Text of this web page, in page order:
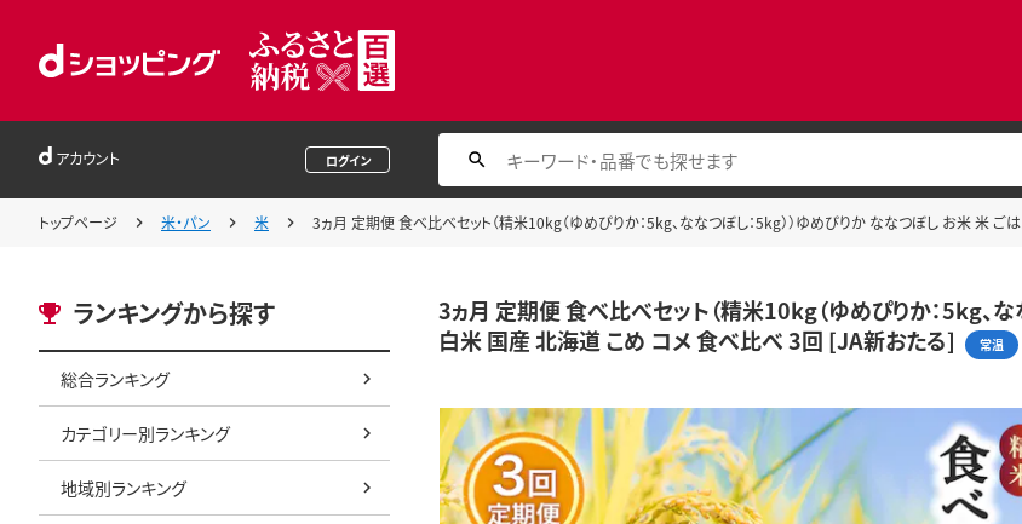
アカウント ログイン
トップページ 米・パン 米 3ヵ月 定期便 食べ比べセット（精米10kg（ゆめぴりか：5kg、ななつぼし：5kg））ゆめぴりか ななつぼし お米 米
ランキングから探す
総合ランキング
カテゴリー別ランキング
地域別ランキング
3ヵ月 定期便 食べ比べセット（精米10kg（ゆめぴりか：5kg、
白米 国産 北海道 こめ コメ 食べ比べ 3回 [JA新おたる]
常温